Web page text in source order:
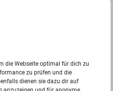
die Webseite optimal für dich zu
zu prüfen und die
dienen sie dazu dir auf